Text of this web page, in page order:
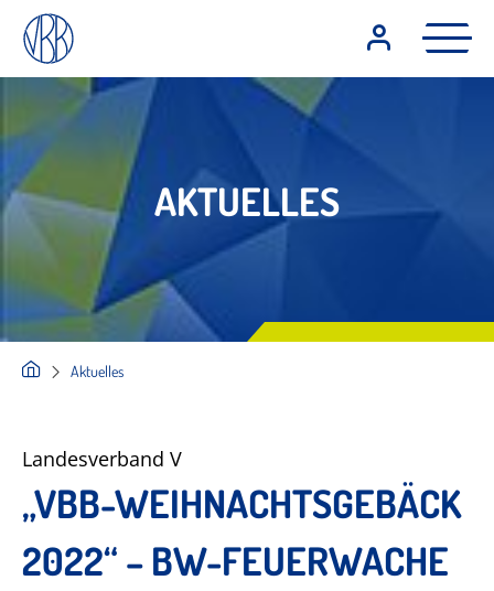
AKTUELLES
Aktuelles
Landesverband V
„VBB-WEIHNACHTSGEBÄCK
2022“ – BW-FEUERWACHE